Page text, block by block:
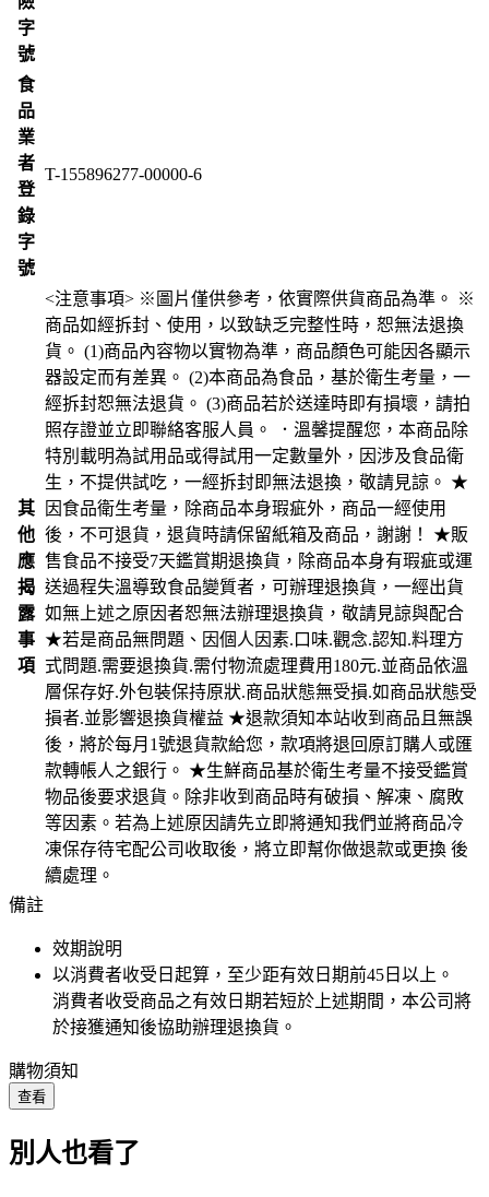
字
號
食
品
業
者
登
錄
字
號
T-155896277-00000-6
其
他
應
揭
露
事
項
<注意事項> ※圖片僅供參考，依實際供貨商品為準。 ※
商品如經拆封、使用，以致缺乏完整性時，恕無法退換
貨。 (1)商品內容物以實物為準，商品顏色可能因各顯示
器設定而有差異。 (2)本商品為食品，基於衛生考量，一
經拆封恕無法退貨。 (3)商品若於送達時即有損壞，請拍
照存證並立即聯絡客服人員。 ．溫馨提醒您，本商品除
特別載明為試用品或得試用一定數量外，因涉及食品衛
生，不提供試吃，一經拆封即無法退換，敬請見諒。 ★
因食品衛生考量，除商品本身瑕疵外，商品一經使用
後，不可退貨，退貨時請保留紙箱及商品，謝謝！ ★販
售食品不接受7天鑑賞期退換貨，除商品本身有瑕疵或運
送過程失溫導致食品變質者，可辦理退換貨，一經出貨
如無上述之原因者恕無法辦理退換貨，敬請見諒與配合
★若是商品無問題、因個人因素.口味.觀念.認知.料理方
式問題.需要退換貨.需付物流處理費用180元.並商品依溫
層保存好.外包裝保持原狀.商品狀態無受損.如商品狀態受
損者.並影響退換貨權益 ★退款須知本站收到商品且無誤
後，將於每月1號退貨款給您，款項將退回原訂購人或匯
款轉帳人之銀行。 ★生鮮商品基於衛生考量不接受鑑賞
物品後要求退貨。除非收到商品時有破損、解凍、腐敗
等因素。若為上述原因請先立即將通知我們並將商品冷
凍保存待宅配公司收取後，將立即幫你做退款或更換 後
續處理。
備註
效期說明
以消費者收受日起算，至少距有效日期前45 日以上。
消費者收受商品之有效日期若短於上述期間，本公司將
於接獲通知後協助辦理退換貨。
購物須知
查看
別人也看了